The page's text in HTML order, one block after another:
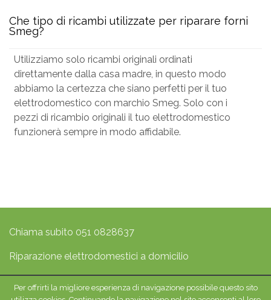
Che tipo di ricambi utilizzate per riparare forni
Smeg?
Utilizziamo solo ricambi originali ordinati
direttamente dalla casa madre, in questo modo
abbiamo la certezza che siano perfetti per il tuo
elettrodomestico con marchio Smeg. Solo con i
pezzi di ricambio originali il tuo elettrodomestico
funzionerà sempre in modo affidabile.
Chiama subito 051 0828637
Riparazione elettrodomestici a domicilio
Copyright © 2026 Assistenza Elettrodomestici Bologna -
Per offrirti la migliore esperienza di navigazione possibile questo sito